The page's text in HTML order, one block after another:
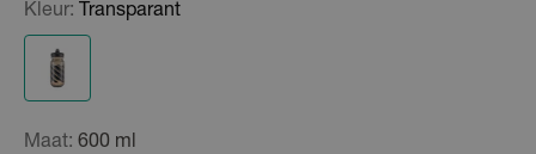
Kleur: Transparant
Maat: 600 ml